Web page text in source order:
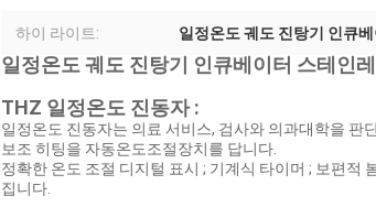
하이 라이트: 일정온도 궤도 진탕기 인큐베
일정온도 궤도 진탕기 인큐베이터 스테인
THZ 일정온도 진동자 :
일정온도 진동자는 의료 서비스, 검사와 의과대학을 판
보조 히팅을 자동온도조절장치를 답니다.
정확한 온도 조절 디지털 표시 ; 기계식 타이머 ; 보편적
집니다.